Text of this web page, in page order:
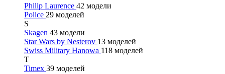
Philip Laurence 42 модели
Police 29 моделей
S
Skagen 43 модели
Star Wars by Nesterov 13 моделей
Swiss Military Hanowa 118 моделей
T
Timex 39 моделей